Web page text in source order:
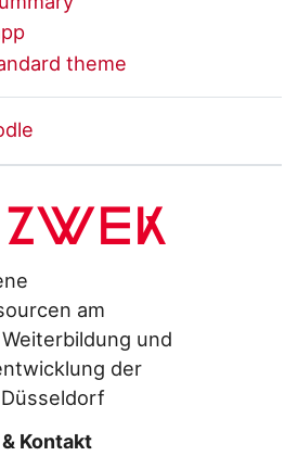
theme
am
und
der
Kontakt